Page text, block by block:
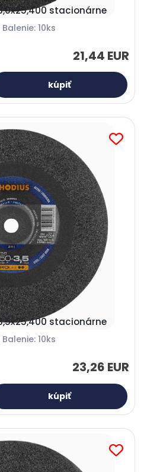
stacionárne
10ks
21,44 EUR
stacionárne
10ks
23,26 EUR